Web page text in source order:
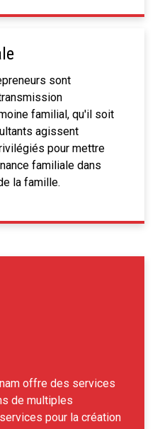
sont
familial, qu'il soit
agissent
pour mettre
familiale dans
la famille.
offre des services
de multiples
pour la création